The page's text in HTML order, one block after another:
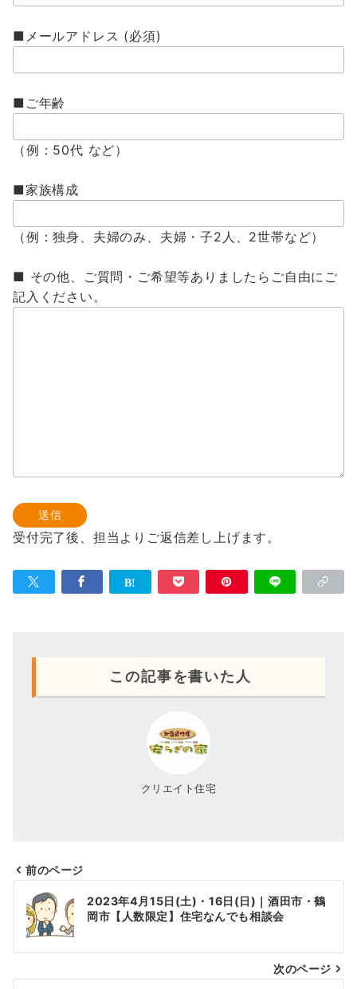
■ メールアドレス (必須)
■ご年齢
（例：50代 など）
■家族構成
（例：独身、夫婦のみ、夫婦・子2人、2世帯など）
■ その他、ご質問・ご希望等ありましたらご自由にご
記入ください。
受付完了後、担当よりご返信差し上げます。
この記事を書いた人
クリエイト住宅
稿
ビ
前のページ
2023年4月15日(土)・16日(日)｜酒田市・鶴
岡市【人数限定】住宅なんでも相談会
次のページ